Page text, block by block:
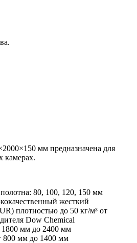
мм предназначена для
камерах.
80, 100, 120, 150 мм
жесткий
плотностью до 50 кг/м³ от
Dow Chemiсal
мм до 2400 мм
мм до 1400 мм